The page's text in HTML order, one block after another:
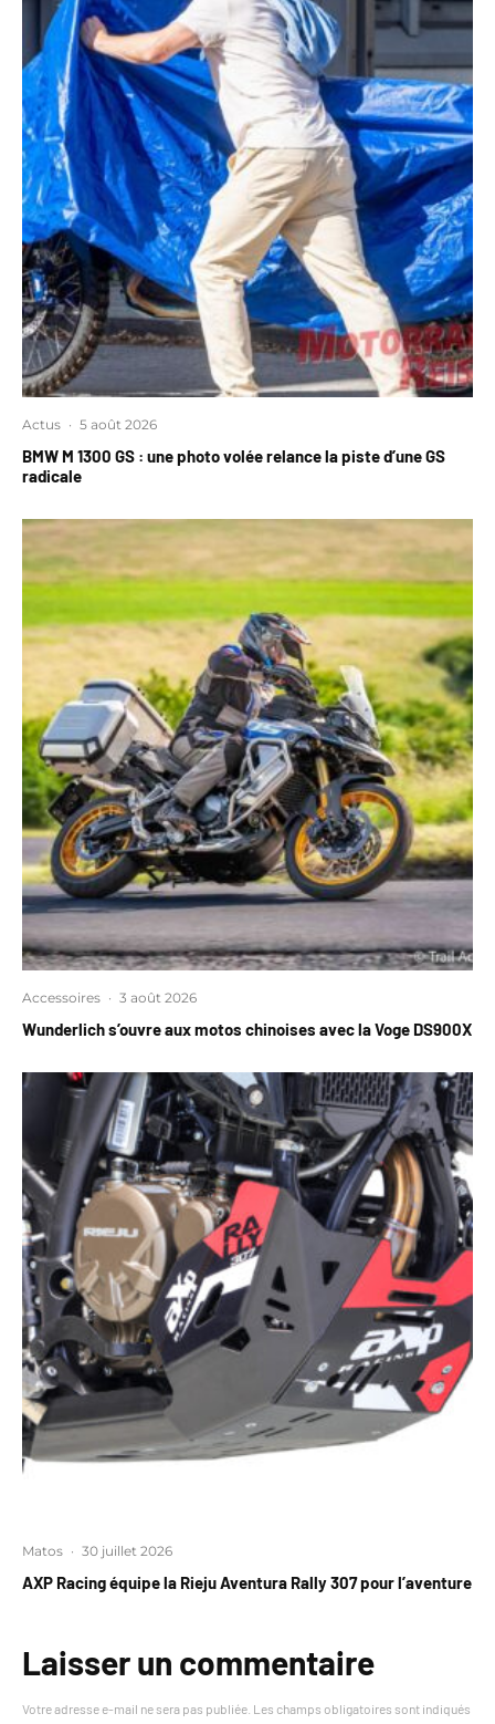
Actus · 5 août 2026
BMW M 1300 GS : une photo volée relance la piste d’une GS
radicale
Accessoires · 3 août 2026
Wunderlich s’ouvre aux motos chinoises avec la Voge DS900X
Matos · 30 juillet 2026
AXP Racing équipe la Rieju Aventura Rally 307 pour l’aventure
Laisser un commentaire
Votre adresse e-mail ne sera pas publiée. Les champs obligatoires sont indiqués